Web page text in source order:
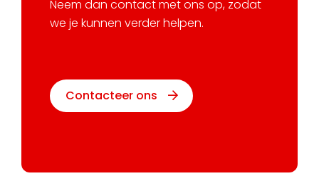
Neem dan contact met ons op, zodat
we je kunnen verder helpen.
Contacteer ons